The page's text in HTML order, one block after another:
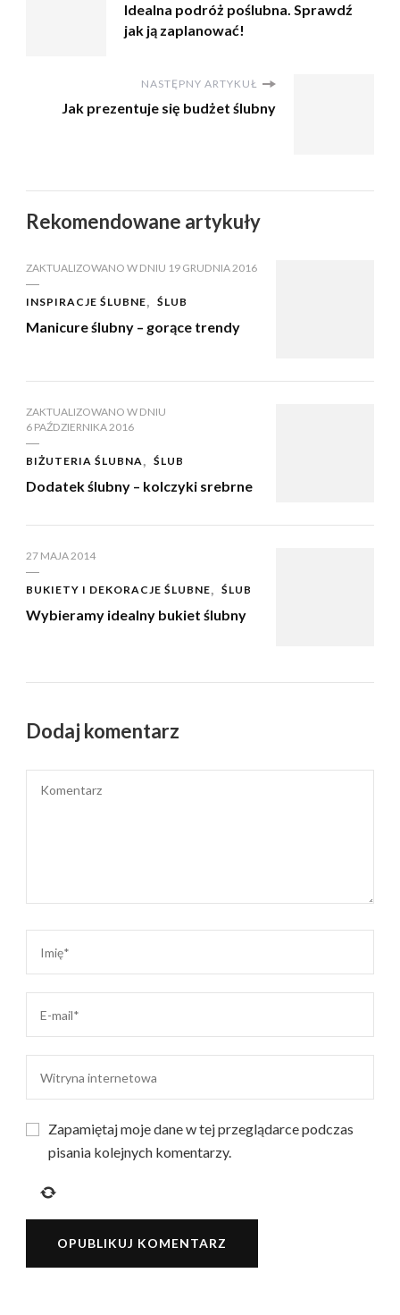
Idealna podróż poślubna. Sprawdź
jak ją zaplanować!
NASTĘPNY ARTYKUŁ
Jak prezentuje się budżet ślubny
Rekomendowane artykuły
ZAKTUALIZOWANO W DNIU 19 GRUDNIA 2016
INSPIRACJE ŚLUBNE ŚLUB
Manicure ślubny – gorące trendy
ZAKTUALIZOWANO W DNIU
6 PAŹDZIERNIKA 2016
BIŻUTERIA ŚLUBNA ŚLUB
Dodatek ślubny – kolczyki srebrne
27 MAJA 2014
BUKIETY I DEKORACJE ŚLUBNE ŚLUB
Wybieramy idealny bukiet ślubny
Dodaj komentarz
Zapamiętaj moje dane w tej przeglądarce podczas
pisania kolejnych komentarzy.